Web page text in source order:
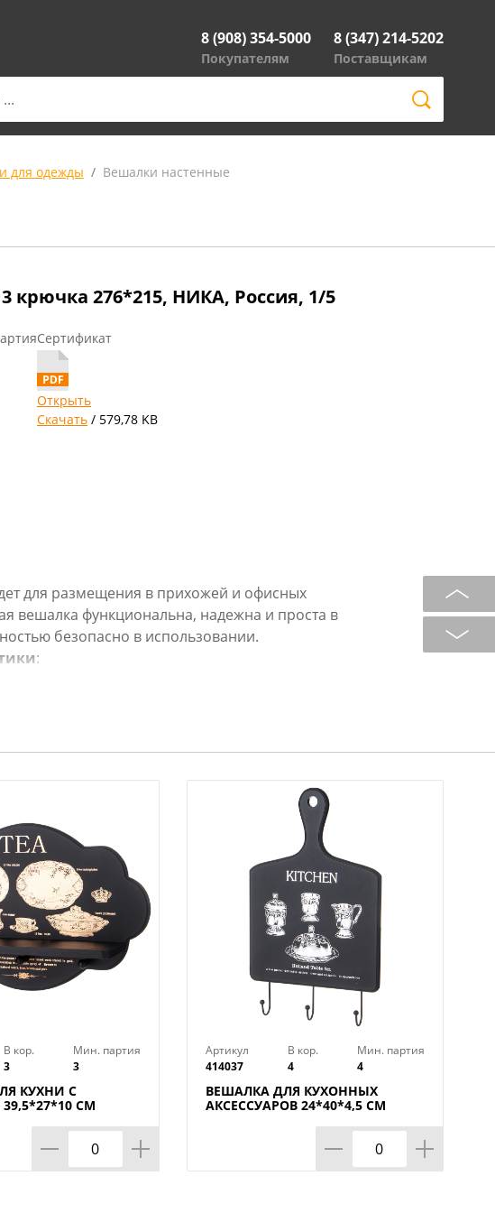
8 (908) 354-5000
Покупателям
8 (347) 214-5202
Поставщикам
для одежды Вешалки настенные
крючка 276*215, НИКА, Россия, 1/5
Сертификат
Открыть
Скачать/ 579,78 KB
для размещения в прихожей и офисных
вешалка функциональна, надежна и проста в
безопасно в использовании.
:
В кор.
3
Мин. партия
3
КУХНИ С
СМ
Артикул
414037
В кор.
4
Мин. партия
4
ВЕШАЛКА ДЛЯ КУХОННЫХ
АКСЕССУАРОВ 24*40*4,5 СМ